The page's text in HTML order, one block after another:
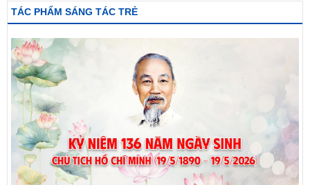
TÁC PHẨM SÁNG TÁC TRẺ